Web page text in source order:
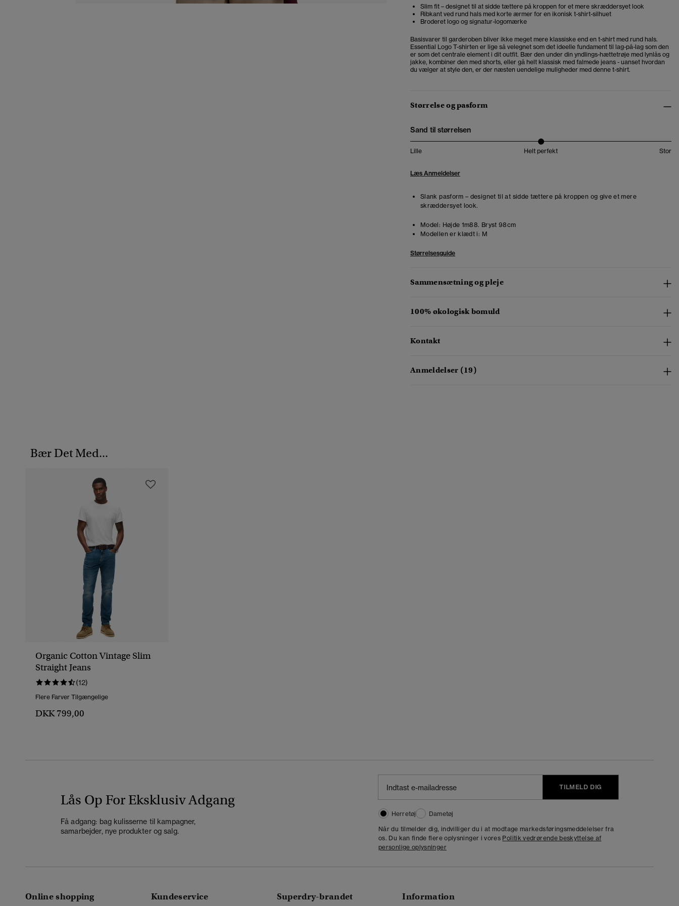
Slim fit – designet til at sidde tættere på kroppen for et mere skræddersyet look
Ribkant ved rund hals med korte ærmer for en ikonisk t-shirt-silhuet
Broderet logo og signatur-logomærke
Basisvarer til garderoben bliver ikke meget mere klassiske end en t-shirt med rund hals.
Essential Logo T-shirten er lige så velegnet som det ideelle fundament til lag-på-lag som den
er som det centrale element i dit outfit. Bær den under din yndlings-hættetrøje med lynlås og
jakke, kombiner den med shorts, eller gå helt klassisk med falmede jeans - uanset hvordan
du vælger at style den, er der næsten uendelige muligheder med denne t-shirt.
Størrelse og pasform
Sand til størrelsen
Lille Helt perfekt Stor
Læs Anmeldelser
Slank pasform – designet til at sidde tættere på kroppen og give et mere
skræddersyet look.
Model: Højde 1m88. Bryst 98cm
Modellen er klædt i: M
Størrelsesguide
Sammensætning og pleje
100% økologisk bomuld
Kontakt
Anmeldelser (19)
Bær Det Med...
Organic Cotton Vintage Slim
Straight Jeans
(12)
Flere Farver Tilgængelige
DKK 799,00
Lås Op For Eksklusiv Adgang
Få adgang: bag kulisserne til kampagner,
samarbejder, nye produkter og salg.
TILMELD DIG
Herretøj
Dametøj
Når du tilmelder dig, indvilliger du i at modtage markedsføringsmeddelelser fra
os. Du kan finde flere oplysninger i vores Politik vedrørende beskyttelse af
personlige oplysninger
Online shopping Kundeservice Superdry-brandet Information